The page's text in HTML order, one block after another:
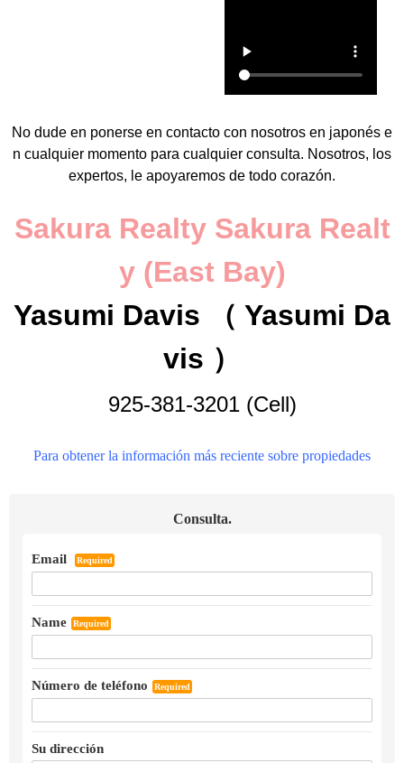
No dude en ponerse en contacto con nosotros en japonés e
n cualquier momento para cualquier consulta. Nosotros, los
expertos, le apoyaremos de todo corazón.
Sakura Realty Sakura Realt
y (East Bay)
Yasumi Davis （ Yasumi Da
vis ）
925-381-3201 (Cell)
Para obtener la información más reciente sobre propiedades
Consulta.
Email Required
Name Required
Número de teléfono Required
Su dirección